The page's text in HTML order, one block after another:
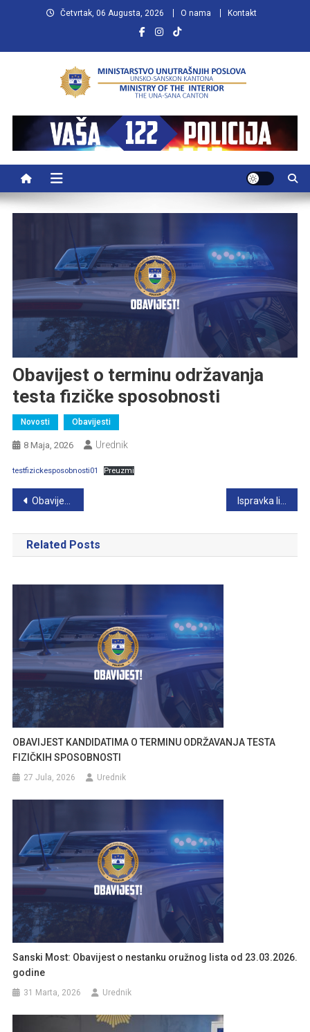
Četvrtak, 06 Augusta, 2026 O nama Kontakt
MUP USK
Obavijest o terminu održavanja
testa fizičke sposobnosti
Novosti Obavijesti
8 Maja, 2026 Urednik
testfizickesposobnosti01 Preuzmi
Navigacija
članaka
Obavijest o zaduženju službene uniforme i prateće MTS Ispravka liste za kandidate, početni čin “Mlađi inspektor”
Related Posts
OBAVIJEST KANDIDATIMA O TERMINU ODRŽAVANJA TESTA
FIZIČKIH SPOSOBNOSTI
27 Jula, 2026 Urednik
Sanski Most: Obavijest o nestanku oružnog lista od 23.03.2026.
godine
31 Marta, 2026 Urednik